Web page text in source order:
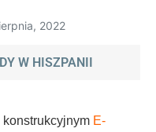
2022
W HISZPANII
E-